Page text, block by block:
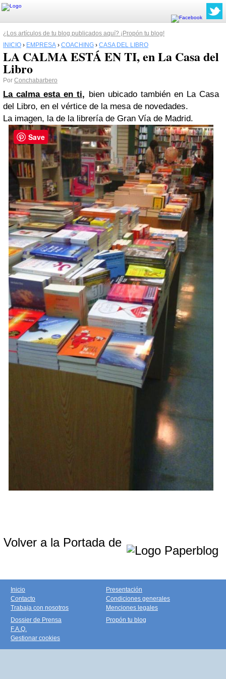
¿Los artículos de tu blog publicados aquí? ¡Propón tu blog!
INICIO › EMPRESA › COACHING › CASA DEL LIBRO
LA CALMA ESTÁ EN TI, en La Casa del
Libro
Por Conchabarbero
La calma esta en ti, bien ubicado también en La Casa
del Libro, en el vértice de la mesa de novedades.
La imagen, la de la librería de Gran Vía de Madrid.
Volver a la Portada de
Inicio
Contacto
Trabaja con nosotros
Presentación
Condiciones generales
Menciones legales
Dossier de Prensa
F.A.Q.
Gestionar cookies
Propón tu blog
Save